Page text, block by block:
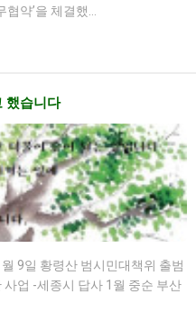
협약’을 체결했…
했습니다
9일 황령산 범시민대책위 출범
업 -세종시 답사 1월 중순 부산